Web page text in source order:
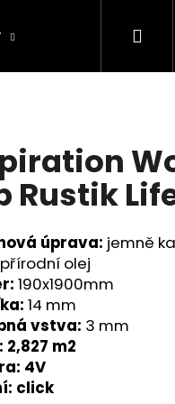
Rustik
úprava: jemně
olej
190x1900mm
14 mm
vstva: 3 mm
2,827 m2
4V
click